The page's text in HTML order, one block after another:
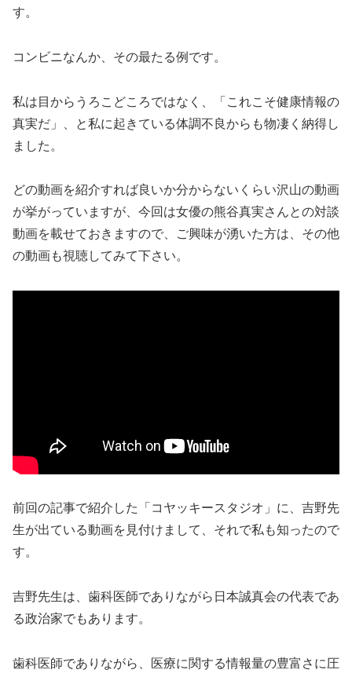
す。
コンビニなんか、その最たる例です。
私は目からうろこどころではなく、「これこそ健康情報の
真実だ」、と私に起きている体調不良からも物凄く納得し
ました。
どの動画を紹介すれば良いか分からないくらい沢山の動画
が挙がっていますが、今回は女優の熊谷真実さんとの対談
動画を載せておきますので、ご興味が湧いた方は、その他
の動画も視聴してみて下さい。
前回の記事で紹介した「コヤッキースタジオ」に、吉野先
生が出ている動画を見付けまして、それで私も知ったので
す。
吉野先生は、歯科医師でありながら日本誠真会の代表であ
る政治家でもあります。
歯科医師でありながら、医療に関する情報量の豊富さに圧